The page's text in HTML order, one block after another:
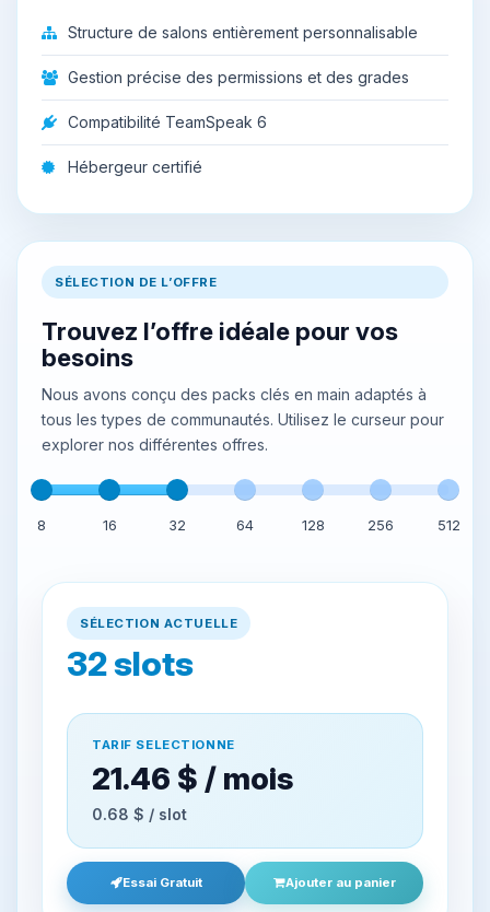
Structure de salons entièrement personnalisable
Gestion précise des permissions et des grades
Compatibilité TeamSpeak 6
Hébergeur certifié
SÉLECTION DE L’OFFRE
Trouvez l’offre idéale pour vos
besoins
Nous avons conçu des packs clés en main adaptés à
tous les types de communautés. Utilisez le curseur pour
explorer nos différentes offres.
8 16 32 64 128 256 512
SÉLECTION ACTUELLE
32slots
TARIF SELECTIONNE
21.46 $ / mois
0.68 $ / slot
Essai Gratuit Ajouter au panier